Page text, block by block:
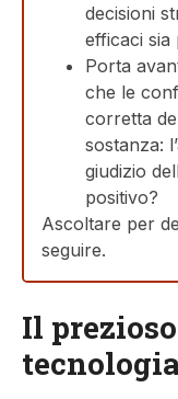
decisioni
efficaci
Porta
che le
corretta
sostanza:
giudizio
positivo?
Ascoltare per
seguire.
Il
tecnologia